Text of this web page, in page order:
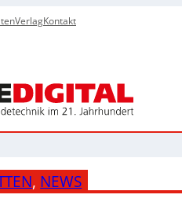
VerlagKontakt
, NEWS